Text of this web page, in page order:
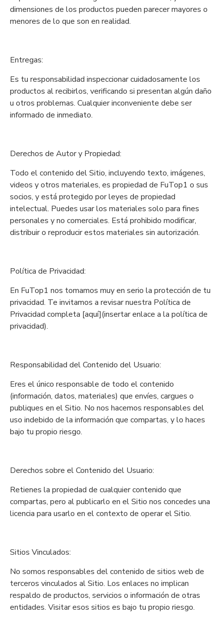
dimensiones de los productos pueden parecer mayores o
menores de lo que son en realidad.
Entregas:
Es tu responsabilidad inspeccionar cuidadosamente los
productos al recibirlos, verificando si presentan algún daño
u otros problemas. Cualquier inconveniente debe ser
informado de inmediato.
Derechos de Autor y Propiedad:
Todo el contenido del Sitio, incluyendo texto, imágenes,
videos y otros materiales, es propiedad de FuTop1 o sus
socios, y está protegido por leyes de propiedad
intelectual. Puedes usar los materiales solo para fines
personales y no comerciales. Está prohibido modificar,
distribuir o reproducir estos materiales sin autorización.
Política de Privacidad:
En FuTop1 nos tomamos muy en serio la protección de tu
privacidad. Te invitamos a revisar nuestra Política de
Privacidad completa [aquí](insertar enlace a la política de
privacidad).
Responsabilidad del Contenido del Usuario:
Eres el único responsable de todo el contenido
(información, datos, materiales) que envíes, cargues o
publiques en el Sitio. No nos hacemos responsables del
uso indebido de la información que compartas, y lo haces
bajo tu propio riesgo.
Derechos sobre el Contenido del Usuario:
Retienes la propiedad de cualquier contenido que
compartas, pero al publicarlo en el Sitio nos concedes una
licencia para usarlo en el contexto de operar el Sitio.
Sitios Vinculados:
No somos responsables del contenido de sitios web de
terceros vinculados al Sitio. Los enlaces no implican
respaldo de productos, servicios o información de otras
entidades. Visitar esos sitios es bajo tu propio riesgo.